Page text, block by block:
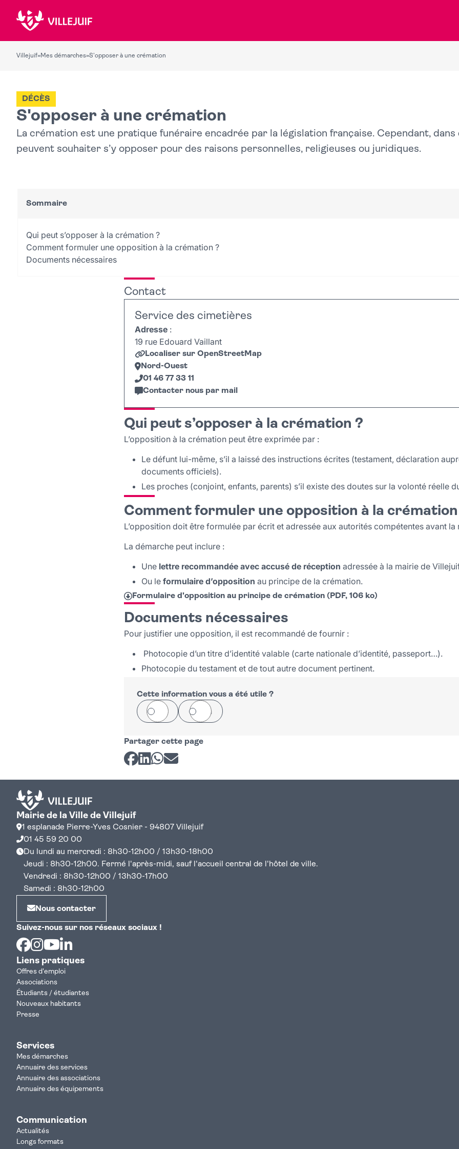
Villejuif»Mes démarches»S'opposer à une crémation
S'opposer à une crémation
DÉCÈS
La crémation est une pratique funéraire encadrée par la législation française. Cependant,
peuvent souhaiter s’y opposer pour des raisons personnelles, religieuses ou juridiques.
Sommaire
Qui peut s’opposer à la crémation ?
Comment formuler une opposition à la crémation ?
Documents nécessaires
Contact
Service des cimetières
Adresse :
19 rue Edouard Vaillant
Localiser sur OpenStreetMap
Nord-Ouest
01 46 77 33 11
Contacter nous par mail
+
−
Qui peut s’opposer à la crémation ?
L’opposition à la crémation peut être exprimée par :
Le défunt lui-même, s’il a laissé des instructions écrites (testament, déclaration
documents officiels).
Les proches (conjoint, enfants, parents) s’il existe des doutes sur la volonté réelle
Comment formuler une opposition à la crémation
L’opposition doit être formulée par écrit et adressée aux autorités compétentes avant
La démarche peut inclure :
Une lettre recommandée avec accusé de réception adressée à la mairie de
Ou le formulaire d’opposition au principe de la crémation.
Formulaire d'opposition au principe de crémation (PDF, 106 ko)
Documents nécessaires
Pour justifier une opposition, il est recommandé de fournir :
Photocopie d’un titre d’identité valable (carte nationale d’identité, passeport…).
Photocopie du testament et de tout autre document pertinent.
Cette information vous a été utile ?
Oui Non
Partager cette page
Partager sur Facebook
Partager sur LinkedIn
Partager sur Whatsapp
Partager par courriel
Mairie de la Ville de Villejuif
1 esplanade Pierre-Yves Cosnier - 94807 Villejuif
01 45 59 20 00
Du lundi au mercredi : 8h30-12h00 / 13h30-18h00
Jeudi : 8h30-12h00. Fermé l'après-midi, sauf l'accueil central de l'hôtel de ville.
Vendredi : 8h30-12h00 / 13h30-17h00
Samedi : 8h30-12h00
Nous contacter
Suivez-nous sur nos réseaux sociaux !
Facebook
Instagram
Youtube
Liens pratiques
Offres d'emploi
Associations
Étudiants / étudiantes
Nouveaux habitants
Presse
Services
Mes démarches
Annuaire des services
Annuaire des associations
Annuaire des équipements
Communication
Actualités
Longs formats